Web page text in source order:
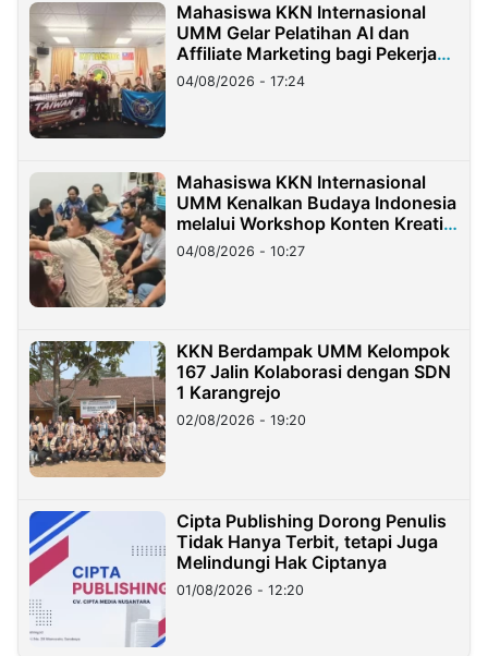
Mahasiswa KKN Internasional
UMM Gelar Pelatihan AI dan
Affiliate Marketing bagi Pekerja
Migran Indonesia di Taiwan
04/08/2026 - 17:24
Mahasiswa KKN Internasional
UMM Kenalkan Budaya Indonesia
melalui Workshop Konten Kreatif
di Taiwan
04/08/2026 - 10:27
KKN Berdampak UMM Kelompok
167 Jalin Kolaborasi dengan SDN
1 Karangrejo
02/08/2026 - 19:20
Cipta Publishing Dorong Penulis
Tidak Hanya Terbit, tetapi Juga
Melindungi Hak Ciptanya
01/08/2026 - 12:20